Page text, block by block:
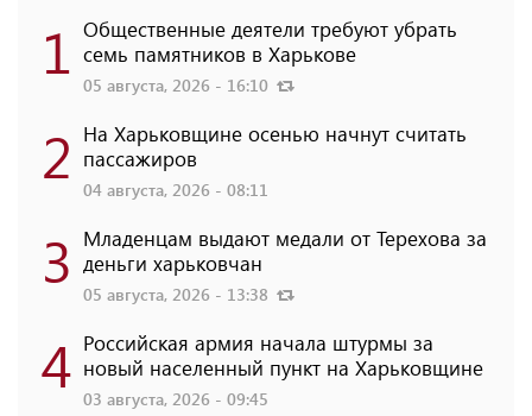
1 Общественные деятели требуют убрать
семь памятников в Харькове
05 августа, 2026 - 16:10
2 На Харьковщине осенью начнут считать
пассажиров
04 августа, 2026 - 08:11
3 Младенцам выдают медали от Терехова за
деньги харьковчан
05 августа, 2026 - 13:38
4 Российская армия начала штурмы за
новый населенный пункт на Харьковщине
03 августа, 2026 - 09:45